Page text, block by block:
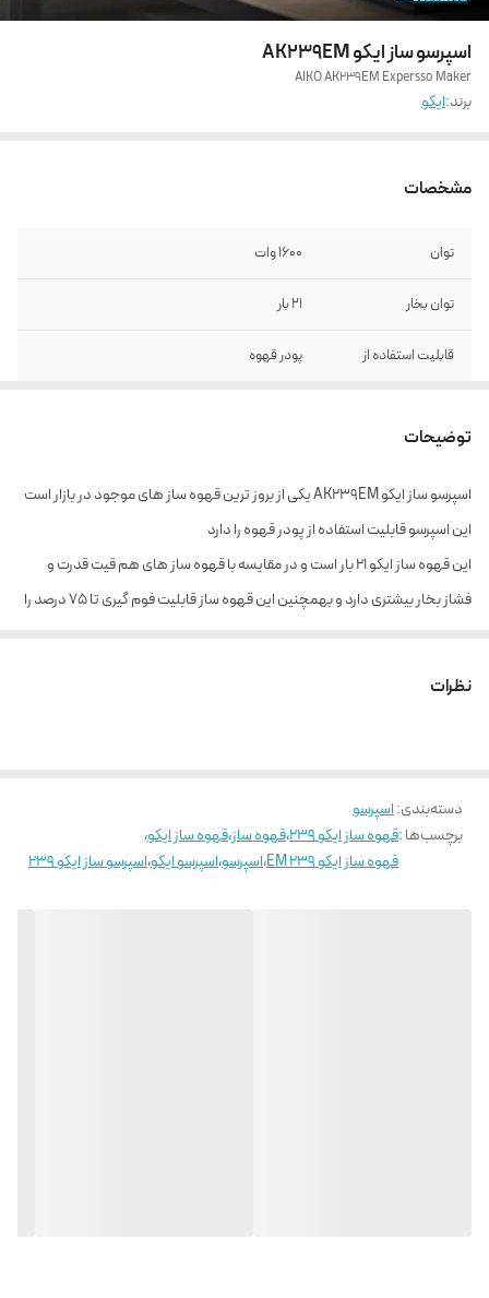
اسپرسو ساز ایکو AK239EM
AIKO AK239EM Expersso Maker
برند:ایکو
مشخصات
توان 1600 وات
توان بخار 21 بار
قابلیت استفاده از پودر قهوه
توضیحات
اسپرسو ساز ایکو AK239EM یکی از بروز ترین قهوه ساز های موجود در بازار است
این اسپرسو قابلیت استفاده از پودر قهوه را دارد
این قهوه ساز ایکو 21 بار است و در مقایسه با قهوه ساز های هم قیت قدرت و
فشاز بخار بیشتری دارد و بهمچنین این قهوه ساز قابلیت فوم گیری تا 75 درصد را
نظرات
دسته‌بندی:اسپرسو
برچسب‌ها :قهوه ساز ایکو 239 ،قهوه ساز،قهوه ساز ایکو،
قهوه ساز ایکو 239 EM
،اسپرسو،اسپرسو ایکو،اسپرسو ساز ایکو 239